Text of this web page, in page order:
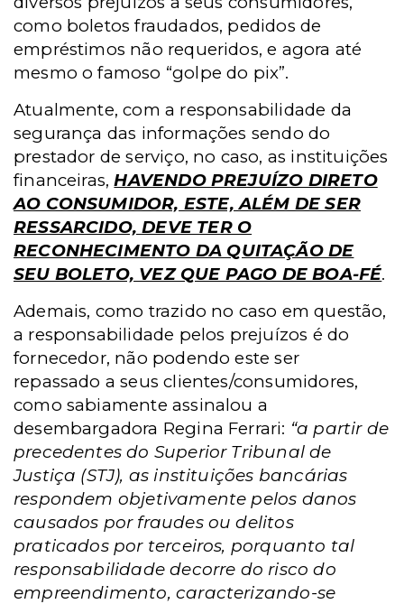
como boletos fraudados, pedidos de
empréstimos não requeridos, e agora até
mesmo o famoso “golpe do pix”.
Atualmente, com a responsabilidade da
segurança das informações sendo do
prestador de serviço, no caso, as instituições
financeiras,HAVENDO PREJUÍZO DIRETO
AO CONSUMIDOR, ESTE, ALÉM DE SER
RESSARCIDO, DEVE TER O
RECONHECIMENTO DA QUITAÇÃO DE
SEU BOLETO, VEZ QUE PAGO DE BOA-FÉ.
Ademais, como trazido no caso em questão,
a responsabilidade pelos prejuízos é do
fornecedor, não podendo este ser
repassado a seus clientes/consumidores,
como sabiamente assinalou a
desembargadora Regina Ferrari: “a partir de
precedentes do Superior Tribunal de
Justiça (STJ), as instituições bancárias
respondem objetivamente pelos danos
causados por fraudes ou delitos
praticados por terceiros, porquanto tal
responsabilidade decorre do risco do
empreendimento, caracterizando-se